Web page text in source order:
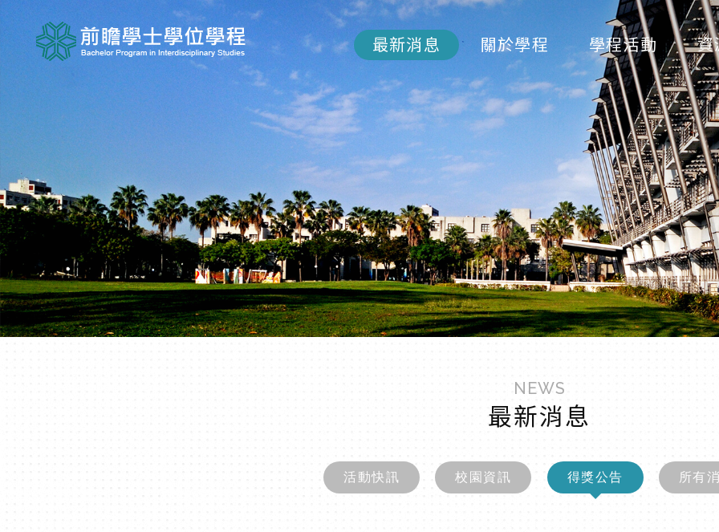
最新消息 關於學程 學程活動 資
NEWS
最新消息
活動快訊 校園資訊 得獎公告 所有